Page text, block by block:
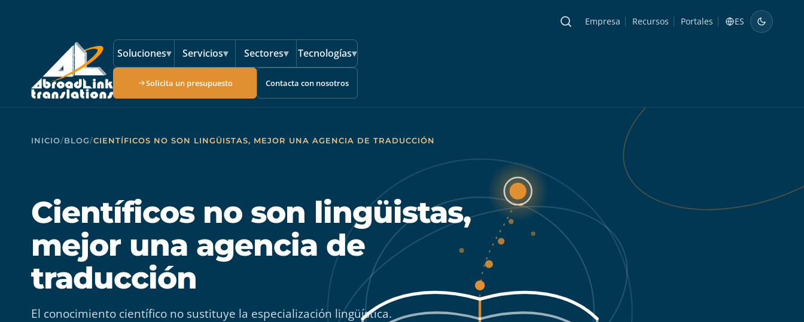
Empresa Recursos Portales ES
Soluciones▾ Servicios▾ Sectores▾ Tecnologías▾
Solicita un presupuesto Contacta con nosotros
INICIO/BLOG/CIENTÍFICOS NO SON LINGÜISTAS, MEJOR UNA AGENCIA DE TRADUCCIÓN
Científicos no son lingüistas,
mejor una agencia de
traducción
El conocimiento científico no sustituye la especialización lingüística.